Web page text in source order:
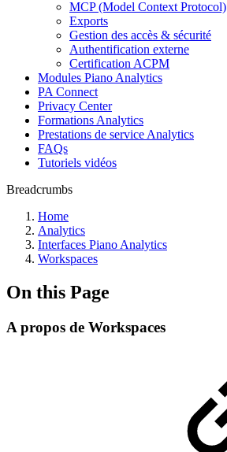
MCP (Model Context Protocol)
Exports
Gestion des accès & sécurité
Authentification externe
Certification ACPM
Modules Piano Analytics
PA Connect
Privacy Center
Formations Analytics
Prestations de service Analytics
FAQs
Tutoriels vidéos
Breadcrumbs
Home
Analytics
Interfaces Piano Analytics
Workspaces
On this Page
A propos de Workspaces